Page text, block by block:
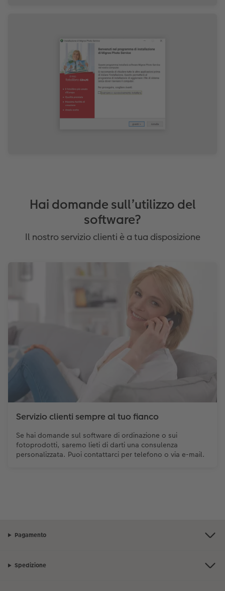
Hai domande sull’utilizzo del
software?
Il nostro servizio clienti è a tua disposizione
Servizio clienti sempre al tuo fianco
Se hai domande sul software di ordinazione o sui
fotoprodotti, saremo lieti di darti una consulenza
personalizzata. Puoi contattarci per telefono o via e-mail.
Pagamento
Spedizione